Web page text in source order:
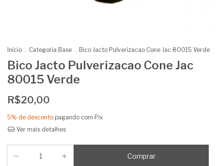
Início . Categoria Base . Bico Jacto Pulverizacao Cone Jac 80015 Verde
Bico Jacto Pulverizacao Cone Jac
80015 Verde
R$20,00
5% de desconto pagando com Pix
Ver mais detalhes